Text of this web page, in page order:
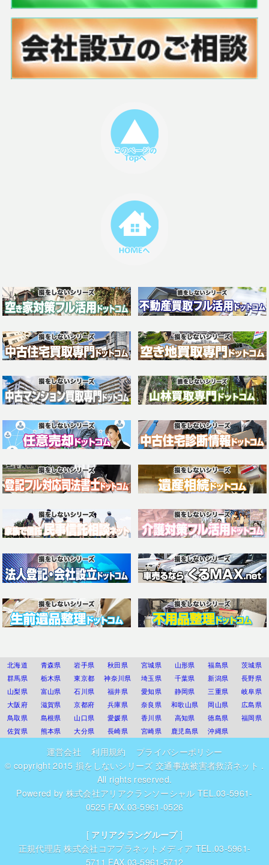
北海道 青森県 岩手県 秋田県 宮城県 山形県 福島県
茨城県
群馬県
栃木県 東京都 神奈川県 埼玉県 千葉県 新潟県
長野県
山梨県
富山県 石川県 福井県 愛知県 静岡県 三重県
岐阜県
大阪府
滋賀県 京都府 兵庫県 奈良県 和歌山県 岡山県
広島県
鳥取県
島根県 山口県 愛媛県 香川県 高知県 徳島県
福岡県
佐賀県
熊本県 大分県 長崎県 宮崎県 鹿児島県 沖縄県
運営会社 利用規約
プライバシーポリシー
© copyright 2015 損をしないシリーズ 交通事故被害者救済ネット .
All rights reserved.
Powered by 株式会社アリアクランソーシャル TEL.03-5961-
0525 FAX.03-5961-0526
[ アリアクラングループ]
正規代理店株式会社コアプラネットメディア TEL.03-5961-
5711 FAX.03-5961-5712